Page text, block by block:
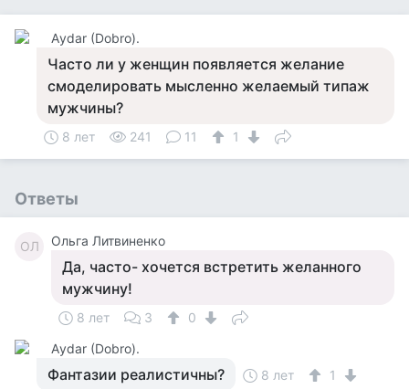
Аydar (Dobro).
Часто ли у женщин появляется желание
смоделировать мысленно желаемый типаж
мужчины?
8 лет 241 11 1
Ответы
ОЛ Ольга Литвиненко
Да, часто- хочется встретить желанного
мужчину!
8 лет 3
0
Аydar (Dobro).
Фантазии реалистичны? 8 лет 1